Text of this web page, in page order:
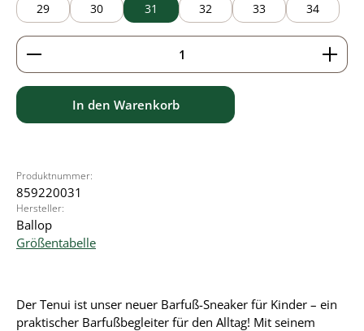
29
30 31 32 33 34
Produkt Anzahl: Gib den gewünschten Wert ein
In den Warenkorb
Produktnummer:
859220031
Hersteller:
Ballop
Größentabelle
Der Tenui ist unser neuer Barfuß-Sneaker für Kinder – ein
praktischer Barfußbegleiter für den Alltag! Mit seinem